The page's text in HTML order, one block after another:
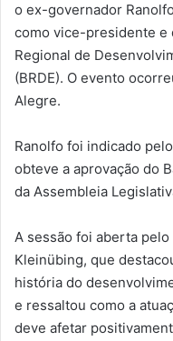
o ex-governador
como vice-presidente e
Regional de
(BRDE). O evento
Alegre.
Ranolfo foi indicado
obteve a aprovação do
da Assembleia
A sessão foi aberta
Kleinübing, que
história do
e ressaltou como a
deve afetar